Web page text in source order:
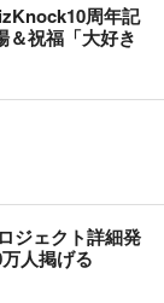
周年記
＆祝福「大好き
ジェクト詳細発
人掲げる